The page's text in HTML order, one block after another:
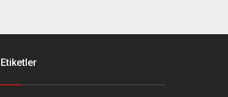
Etiketler